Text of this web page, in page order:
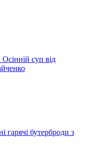
суп від
гарячі бутерброди з